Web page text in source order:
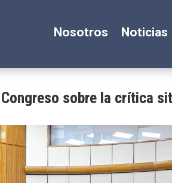
Nosotros Noticias
sobre la crítica